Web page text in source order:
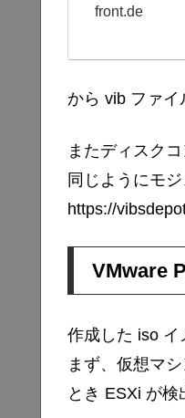
front.de
から vib ファイ
またディスク
同じようにモ
https://
VMware
作成した iso イ
まず、仮想マ
とき ESXi が検